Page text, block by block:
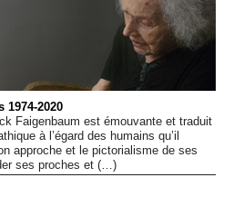
Sacré
1974-2020
Faigenbaum est émouvante et traduit
à l’égard des humains qu’il
approche et le pictorialisme de ses
ses proches et (…)